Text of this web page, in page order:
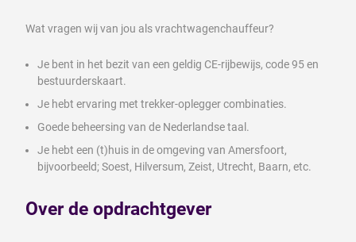
Wat vragen wij van jou als vrachtwagenchauffeur?
Je bent in het bezit van een geldig CE-rijbewijs, code 95 en
bestuurderskaart.
Je hebt ervaring met trekker-oplegger combinaties.
Goede beheersing van de Nederlandse taal.
Je hebt een (t)huis in de omgeving van Amersfoort,
bijvoorbeeld; Soest, Hilversum, Zeist, Utrecht, Baarn, etc.
Over de opdrachtgever